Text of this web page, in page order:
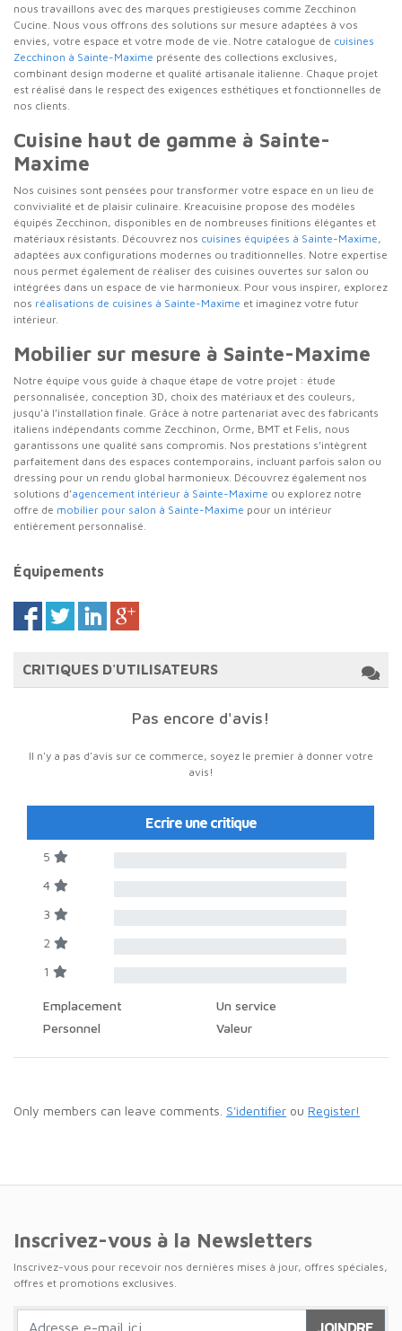
nous travaillons avec des marques prestigieuses comme Zecchinon
Cucine. Nous vous offrons des solutions sur mesure adaptées à vos
envies, votre espace et votre mode de vie. Notre catalogue de cuisines
Zecchinon à Sainte-Maxime présente des collections exclusives,
combinant design moderne et qualité artisanale italienne. Chaque projet
est réalisé dans le respect des exigences esthétiques et fonctionnelles de
nos clients.
Cuisine haut de gamme à Sainte-
Maxime
Nos cuisines sont pensées pour transformer votre espace en un lieu de
convivialité et de plaisir culinaire. Kreacuisine propose des modèles
équipés Zecchinon, disponibles en de nombreuses finitions élégantes et
matériaux résistants. Découvrez nos cuisines équipées à Sainte-Maxime,
adaptées aux configurations modernes ou traditionnelles. Notre expertise
nous permet également de réaliser des cuisines ouvertes sur salon ou
intégrées dans un espace de vie harmonieux. Pour vous inspirer, explorez
nos réalisations de cuisines à Sainte-Maxime et imaginez votre futur
intérieur.
Mobilier sur mesure à Sainte-Maxime
Notre équipe vous guide à chaque étape de votre projet : étude
personnalisée, conception 3D, choix des matériaux et des couleurs,
jusqu’à l’installation finale. Grâce à notre partenariat avec des fabricants
italiens indépendants comme Zecchinon, Orme, BMT et Felis, nous
garantissons une qualité sans compromis. Nos prestations s’intègrent
parfaitement dans des espaces contemporains, incluant parfois salon ou
dressing pour un rendu global harmonieux. Découvrez également nos
solutions d’agencement intérieur à Sainte-Maxime ou explorez notre
offre de mobilier pour salon à Sainte-Maxime pour un intérieur
entièrement personnalisé.
Équipements
CRITIQUES D'UTILISATEURS
Pas encore d'avis!
Il n'y a pas d'avis sur ce commerce, soyez le premier à donner votre
avis!
Ecrire une critique
5
4
3
2
1
Emplacement
Un service
Personnel
Valeur
Only members can leave comments. S'identifier ou Register!
Inscrivez-vous à la Newsletters
Inscrivez-vous pour recevoir nos dernières mises à jour, offres spéciales,
offres et promotions exclusives.
JOINDRE